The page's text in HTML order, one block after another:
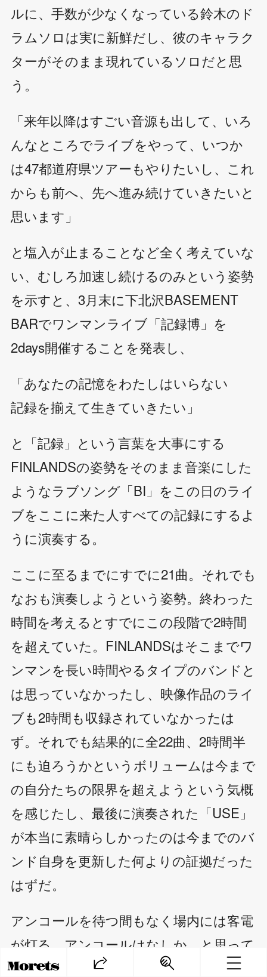
ルに、手数が少なくなっている鈴木のド
ラムソロは実に新鮮だし、彼のキャラク
ターがそのまま現れているソロだと思
う。
「来年以降はすごい音源も出して、いろ
んなところでライブをやって、いつか
は47都道府県ツアーもやりたいし、これ
からも前へ、先へ進み続けていきたいと
思います」
と塩入が止まることなど全く考えていな
い、むしろ加速し続けるのみという姿勢
を示すと、3月末に下北沢BASEMENT
BARでワンマンライブ「記録博」を
2days開催することを発表し、
「あなたの記憶をわたしはいらない
記録を揃えて生きていきたい」
と「記録」という言葉を大事にする
FINLANDSの姿勢をそのまま音楽にした
ようなラブソング「BI」をこの日のライ
ブをここに来た人すべての記録にするよ
うに演奏する。
ここに至るまでにすでに21曲。それでも
なおも演奏しようという姿勢。終わった
時間を考えるとすでにこの段階で2時間
を超えていた。FINLANDSはそこまでワ
ンマンを長い時間やるタイプのバンドと
は思っていなかったし、映像作品のライ
ブも2時間も収録されていなかったは
ず。それでも結果的に全22曲、2時間半
にも迫ろうかというボリュームは今まで
の自分たちの限界を超えようという気概
を感じたし、最後に演奏された「USE」
が本当に素晴らしかったのは今までのバ
ンド自身を更新した何よりの証拠だった
はずだ。
アンコールを待つ間もなく場内には客電
が灯る。アンコールはなしか、と思って
いたらすぐさま塩入が現れ、